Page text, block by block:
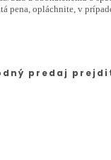
pena, opláchnite, v
predaj